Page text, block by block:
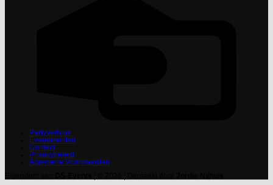
Partyverhuur
Evenementen
Contact
Privacybeleid
Algemene Voorwaarden